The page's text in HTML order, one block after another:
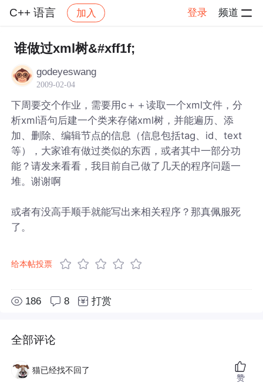
C++ 语言 加入 登录 频道
社区 C++ 语言 帖子详情
谁做过xml树&#xff1f;
godeyeswang
2009-02-04
下周要交个作业，需要用c＋＋读取一个xml文件，分
析xml语句后建一个类来存储xml树，并能遍历、添
加、删除、编辑节点的信息（信息包括tag、id、text
等），大家谁有做过类似的东西，或者其中一部分功
能？请发来看看，我目前自己做了几天的程序问题一
堆。谢谢啊
或者有没高手顺手就能写出来相关程序？那真佩服死
了。
给本帖投票
186 8 打赏
全部评论
猫已经找不回了
赞